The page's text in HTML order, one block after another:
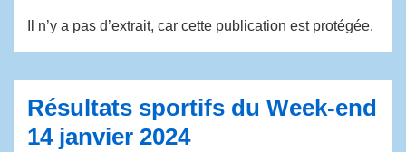
Il n’y a pas d’extrait, car cette publication est protégée.
Résultats sportifs du Week-end
14 janvier 2024